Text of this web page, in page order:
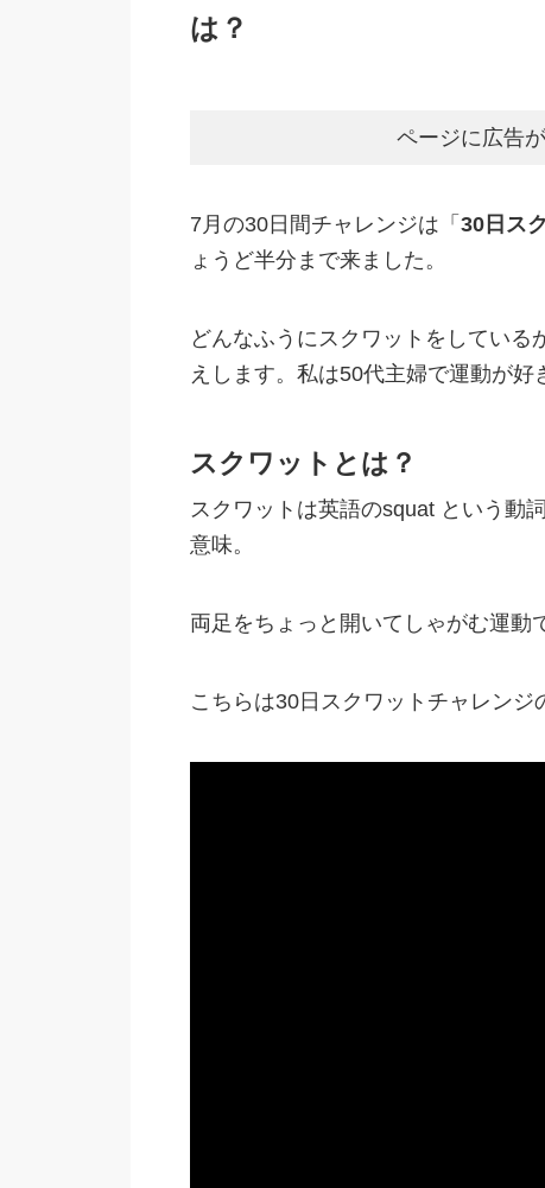
は？
ページに広告
7月の30日間チャレンジは「 30日ス
ょうど半分まで来ました。
どんなふうにスクワットをしてい
えします。私は50代主婦で運動が好
スクワットとは？
スクワットは英語のsquat という動
意味。
両足をちょっと開いてしゃがむ運動
こちらは30日スクワットチャレンジ